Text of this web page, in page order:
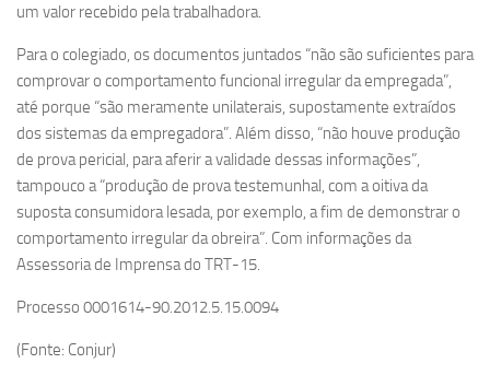
um valor recebido pela trabalhadora.
Para o colegiado, os documentos juntados “não são suficientes para
comprovar o comportamento funcional irregular da empregada”,
até porque “são meramente unilaterais, supostamente extraídos
dos sistemas da empregadora”. Além disso, “não houve produção
de prova pericial, para aferir a validade dessas informações”,
tampouco a “produção de prova testemunhal, com a oitiva da
suposta consumidora lesada, por exemplo, a fim de demonstrar o
comportamento irregular da obreira”. Com informações da
Assessoria de Imprensa do TRT-15.
Processo 0001614-90.2012.5.15.0094
(Fonte: Conjur)